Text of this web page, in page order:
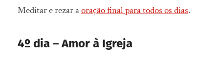
Meditar e rezar aoração final para todos os dias.
4º dia – Amor à Igreja